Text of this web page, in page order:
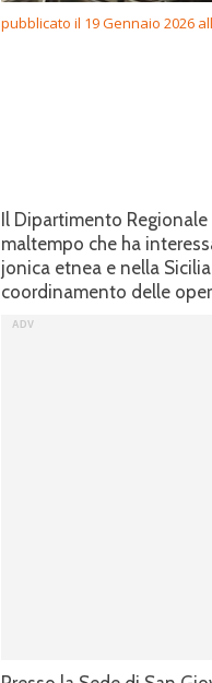
pubblicato il 19 Gennaio 2026
Il Dipartimento Regionale
maltempo che ha
jonica etnea e nella
coordinamento delle